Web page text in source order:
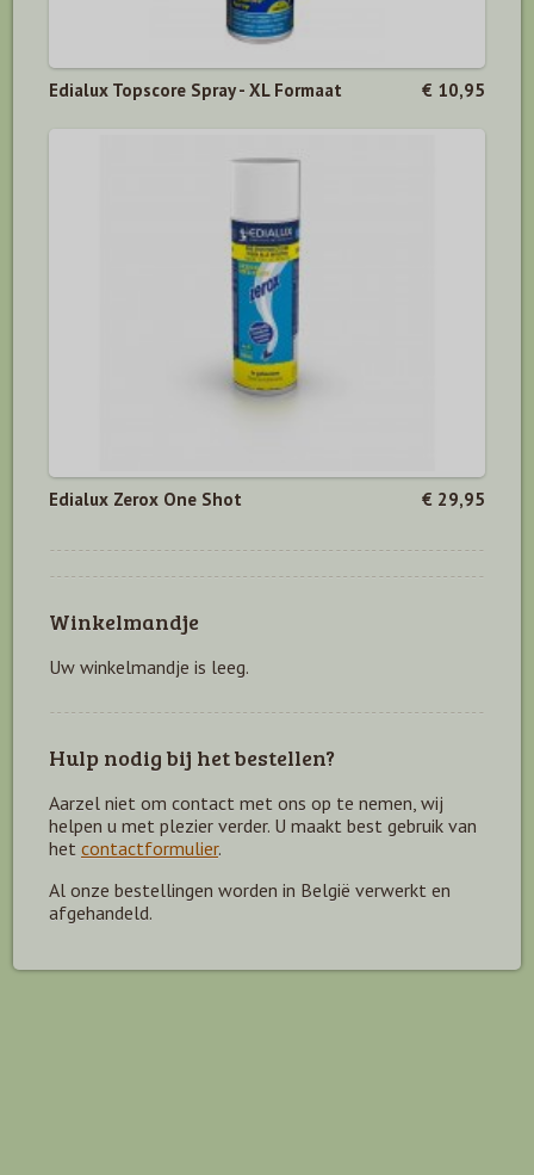
Edialux Topscore Spray - XL Formaat € 10,95
Edialux Zerox One Shot € 29,95
Winkelmandje
Uw winkelmandje is leeg.
Hulp nodig bij het bestellen?
Aarzel niet om contact met ons op te nemen, wij
helpen u met plezier verder. U maakt best gebruik van
het contactformulier.
Al onze bestellingen worden in België verwerkt en
afgehandeld.